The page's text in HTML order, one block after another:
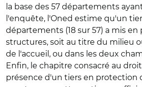
la base des 57 départements
l'enquête, l'Oned estime qu'un
départements (18 sur 57) a mis
structures, soit au titre du milieu
de l'accueil, ou dans les deux
Enfin, le chapitre consacré au
présence d'un tiers en protection